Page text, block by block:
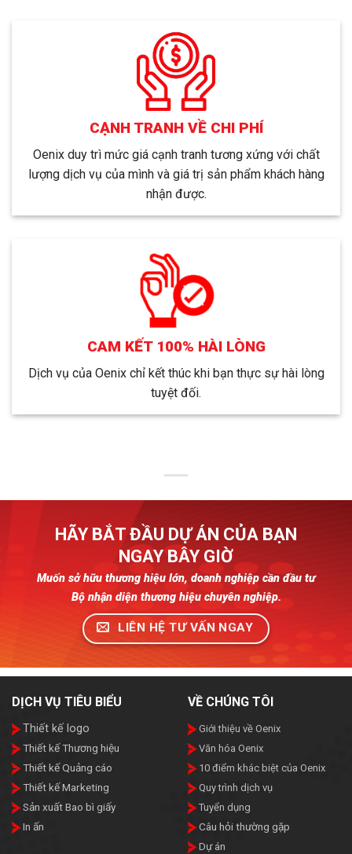
CẠNH TRANH VỀ CHI PHÍ
Oenix duy trì mức giá cạnh tranh tương xứng với chất
lượng dịch vụ của mình và giá trị sản phẩm khách hàng
nhận được.
CAM KẾT 100% HÀI LÒNG
Dịch vụ của Oenix chỉ kết thúc khi bạn thực sự hài lòng
tuyệt đối.
HÃY BẮT ĐẦU DỰ ÁN CỦA BẠN
NGAY BÂY GIỜ
Muốn sở hữu thương hiệu lớn, doanh nghiệp cần đầu tư
Bộ nhận diện thương hiệu chuyên nghiệp.
LIÊN HỆ TƯ VẤN NGAY
DỊCH VỤ TIÊU BIỂU
Thiết kế logo
Thiết kế Thương hiệu
Thiết kế Quảng cáo
Thiết kế Marketing
Sản xuất Bao bì giấy
In ấn
VỀ CHÚNG TÔI
Giới thiệu về Oenix
Văn hóa Oenix
10 điểm khác biệt của Oenix
Quy trình dịch vụ
Tuyển dụng
Câu hỏi thường gặp
Dự án